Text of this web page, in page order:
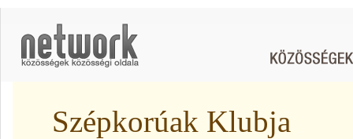
Szépkorúak Klubja